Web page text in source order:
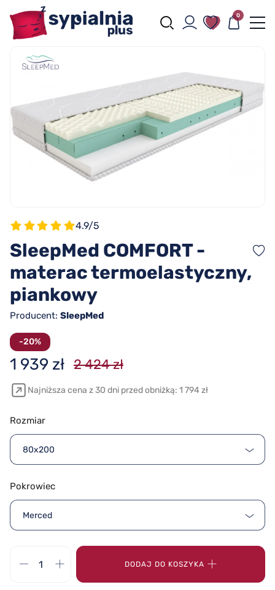
0
4.9/5
SleepMed COMFORT -
materac termoelastyczny,
piankowy
Producent: SleepMed
-20%
1 939 zł 2 424 zł
Najniższa cena z 30 dni przed obniżką: 1 794 zł
Rozmiar
80x200
Pokrowiec
Merced
DODAJ DO KOSZYKA